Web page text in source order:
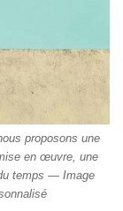
proposons une
en œuvre, une
temps — Image